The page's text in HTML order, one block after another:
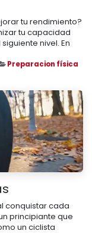
tu rendimiento?
tu capacidad
nivel. En
Preparacion física
conquistar cada
principiante que
un ciclista